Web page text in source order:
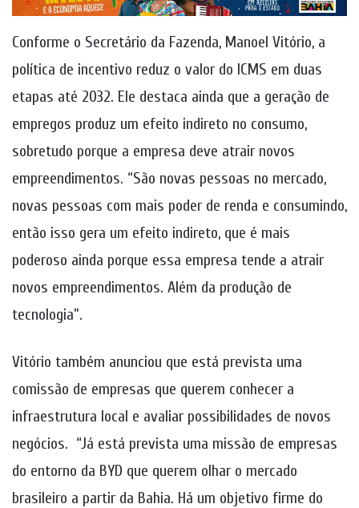
Conforme o Secretário da Fazenda, Manoel Vitório, a
política de incentivo reduz o valor do ICMS em duas
etapas até 2032. Ele destaca ainda que a geração de
empregos produz um efeito indireto no consumo,
sobretudo porque a empresa deve atrair novos
empreendimentos. “São novas pessoas no mercado,
novas pessoas com mais poder de renda e consumindo,
então isso gera um efeito indireto, que é mais
poderoso ainda porque essa empresa tende a atrair
novos empreendimentos. Além da produção de
tecnologia”.
Vitório também anunciou que está prevista uma
comissão de empresas que querem conhecer a
infraestrutura local e avaliar possibilidades de novos
negócios. “Já está prevista uma missão de empresas
do entorno da BYD que querem olhar o mercado
brasileiro a partir da Bahia. Há um objetivo firme do